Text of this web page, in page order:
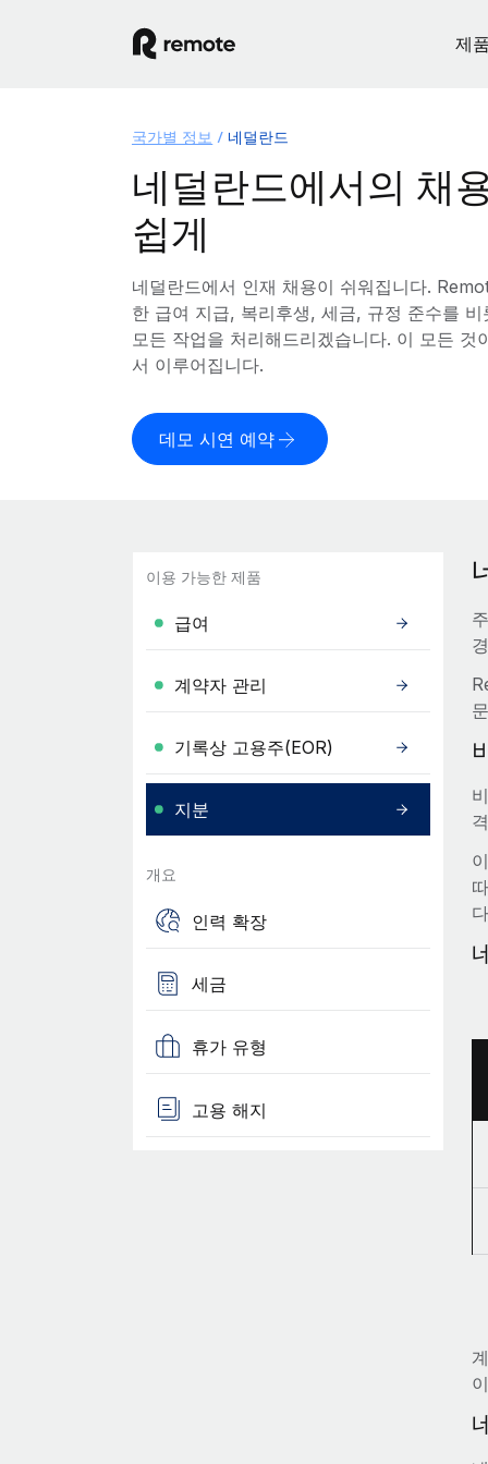
제
국가별 정보 네덜란드
네덜란드에서의 채
쉽게
네덜란드에서 인재 채용이 쉬워집니다.
한 급여 지급, 복리후생, 세금, 규정 준수를
모든 작업을 처리해드리겠습니다. 이 모든 것
서 이루어집니다.
데모 시연 예약
이용 가능한 제품
급여
계약자 관리
기록상 고용주(EOR)
지분
개요
인력 확장
세금
휴가 유형
고용 해지